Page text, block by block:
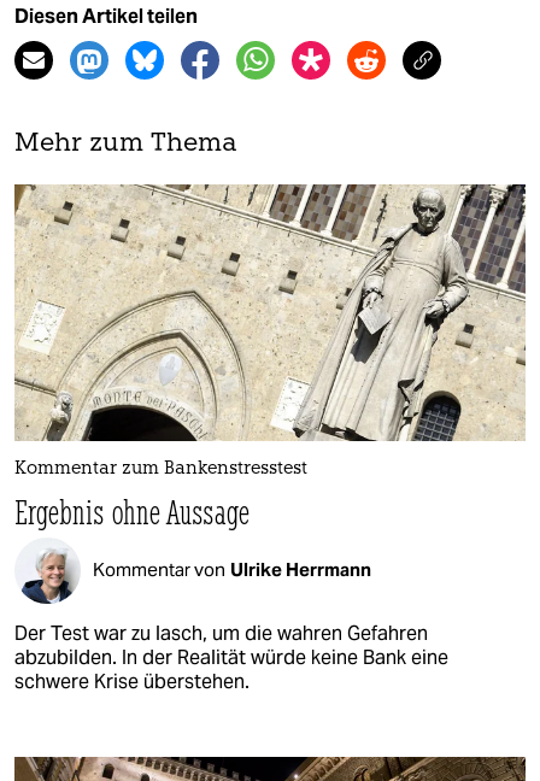
Diesen Artikel teilen
Mehr zum Thema
Kommentar zum Bankenstresstest
Ergebnis ohne Aussage
Kommentar von Ulrike Herrmann
Der Test war zu lasch, um die wahren Gefahren
abzubilden. In der Realität würde keine Bank eine
schwere Krise überstehen.